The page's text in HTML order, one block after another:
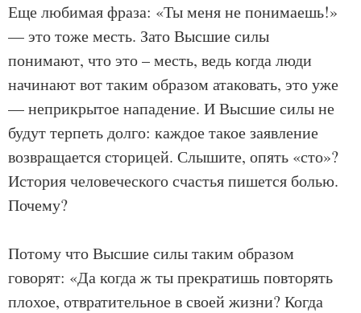
Еще любимая фраза: «Ты меня не понимаешь!»
— это тоже месть. Зато Высшие силы
понимают, что это – месть, ведь когда люди
начинают вот таким образом атаковать, это уже
— неприкрытое нападение. И Высшие силы не
будут терпеть долго: каждое такое заявление
возвращается сторицей. Слышите, опять «сто»?
История человеческого счастья пишется болью.
Почему?
Потому что Высшие силы таким образом
говорят: «Да когда ж ты прекратишь повторять
плохое, отвратительное в своей жизни? Когда